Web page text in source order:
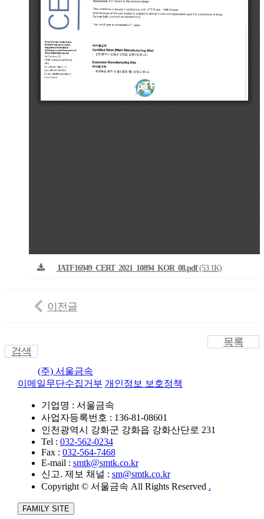
IATF16949_CERT_2021_10894_KOR_08.pdf(53.1K)
이전글
검색
목록
(주) 서울금속
이메일무단수집거부 개인정보 보호정책
기업명 : 서울금속
사업자등록번호 : 136-81-08601
인천광역시 강화군 강화읍 강화산단로 231
Tel : 032-562-0234
Fax : 032-564-7468
E-mail : smtk@smtk.co.kr
신고. 제보 채널 : sm@smtk.co.kr
Copyright © 서울금속 All Rights Reserved .
FAMILY SITE